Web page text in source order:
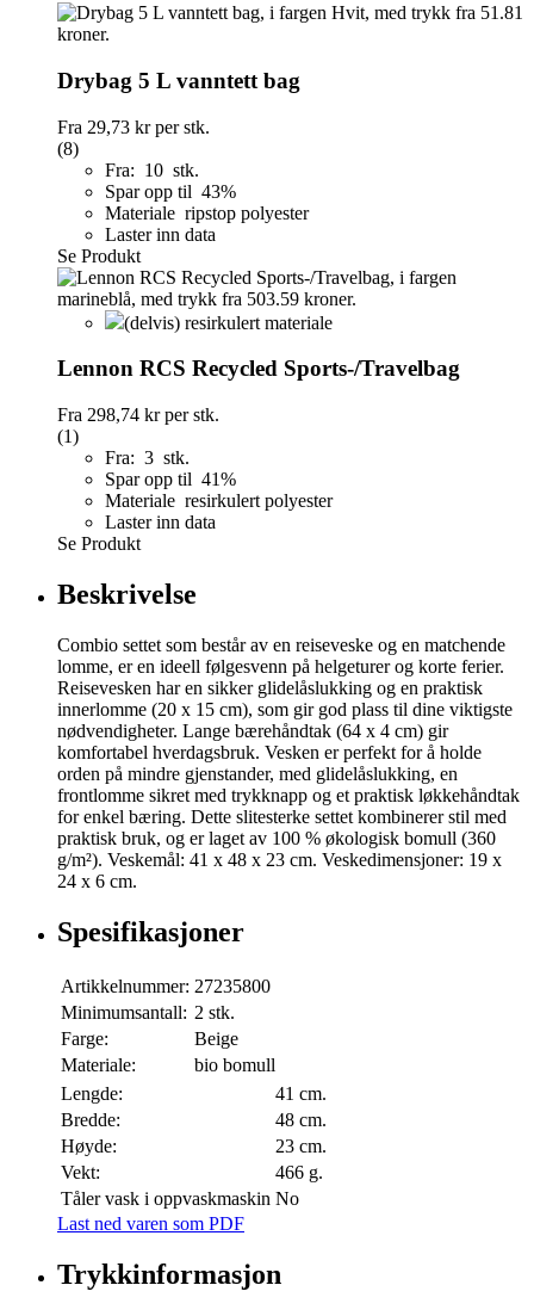
Drybag 5 L vanntett bag
Fra 29,73 krper stk.
(8)
Fra: 10 stk.
Spar opp til 43%
Materiale ripstop polyester
Laster inn data
Se Produkt
(delvis) resirkulert materiale
Lennon RCS Recycled Sports-/Travelbag
Fra 298,74 krper stk.
(1)
Fra: 3 stk.
Spar opp til 41%
Materiale resirkulert polyester
Laster inn data
Se Produkt
Beskrivelse
Combio settet som består av en reiseveske og en matchende
lomme, er en ideell følgesvenn på helgeturer og korte ferier.
Reisevesken har en sikker glidelåslukking og en praktisk
innerlomme (20 x 15 cm), som gir god plass til dine viktigste
nødvendigheter. Lange bærehåndtak (64 x 4 cm) gir
komfortabel hverdagsbruk. Vesken er perfekt for å holde
orden på mindre gjenstander, med glidelåslukking, en
frontlomme sikret med trykknapp og et praktisk løkkehåndtak
for enkel bæring. Dette slitesterke settet kombinerer stil med
praktisk bruk, og er laget av 100 % økologisk bomull (360
g/m²). Veskemål: 41 x 48 x 23 cm. Veskedimensjoner: 19 x
24 x 6 cm.
Spesifikasjoner
Artikkelnummer: 27235800
Minimumsantall: 2 stk.
Farge:
Beige
Materiale:
bio bomull
Lengde:
41 cm.
Bredde:
48 cm.
Høyde:
23 cm.
Vekt:
466 g.
Tåler vask i oppvaskmaskin No
Last ned varen som PDF
Trykkinformasjon